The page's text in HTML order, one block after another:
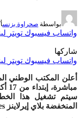
بواسطة صحراوة بزنس
واتساب فيسبوك تويتر
شاركها
واتساب فيسبوك تويتر
أعلن المكتب الوطني
سيتم تشغيل هذا
المنخفضة بلاي إيرلاينز Play Airlines.